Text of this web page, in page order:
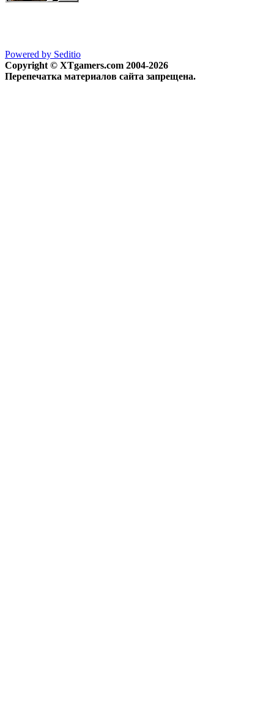
Powered by Seditio
Copyright © XTgamers.com 2004-2026
Перепечатка материалов сайта запрещена.